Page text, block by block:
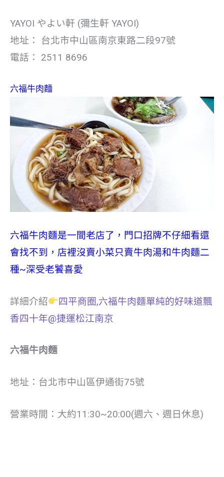
YAYOI やよい軒 (彌生軒 YAYOI)
地址： 台北市中山區南京東路二段97號
電話： 2511 8696
六福牛肉麵
六福牛肉麵是一間老店了，門口招牌不仔細看還
會找不到，店裡沒賣小菜只賣牛肉湯和牛肉麵二
種~深受老饕喜愛
詳細介紹
四平商圈,六福牛肉麵單純的好味道飄
香四十年@捷運松江南京
六福牛肉麵
地址：台北市中山區伊通街75號
營業時間：大約11:30~20:00(週六、週日休息)